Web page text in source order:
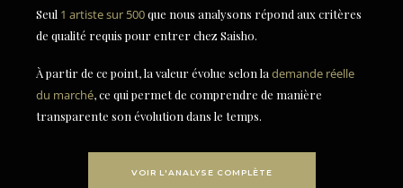
Seul 1 artiste sur 500que nous analysons répond aux critères
de qualité requis pour entrer chez Saisho.
À partir de ce point, la valeur évolue selon la demande réelle
du marché, ce qui permet de comprendre de manière
transparente son évolution dans le temps.
VOIR L'ANALYSE COMPLÈTE